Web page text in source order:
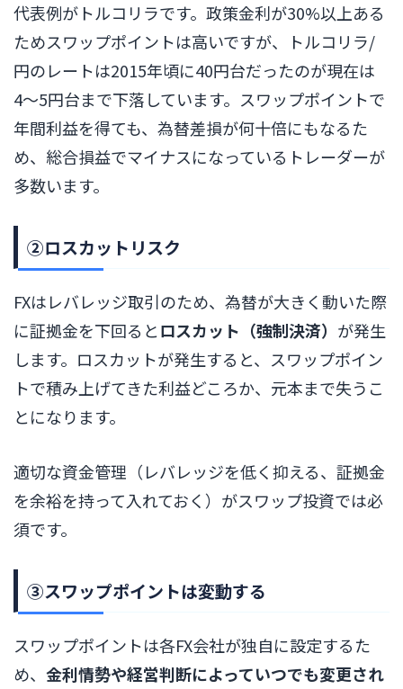
代表例がトルコリラです。政策金利が30%以上ある
ためスワップポイントは高いですが、トルコリラ/
円のレートは2015年頃に40円台だったのが現在は
4〜5円台まで下落しています。スワップポイントで
年間利益を得ても、為替差損が何十倍にもなるた
め、総合損益でマイナスになっているトレーダーが
多数います。
②ロスカットリスク
FXはレバレッジ取引のため、為替が大きく動いた際
に証拠金を下回るとロスカット（強制決済） が発生
します。ロスカットが発生すると、スワップポイン
トで積み上げてきた利益どころか、元本まで失うこ
とになります。
適切な資金管理（レバレッジを低く抑える、証拠金
を余裕を持って入れておく）がスワップ投資では必
須です。
③スワップポイントは変動する
スワップポイントは各FX会社が独自に設定するた
め、 金利情勢や経営判断によっていつでも変更され